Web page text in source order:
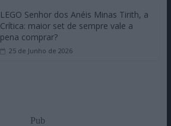
LEGO Senhor dos Anéis Minas Tirith, a
Crítica: maior set de sempre vale a
pena comprar?
25 de Junho de 2026
Pub